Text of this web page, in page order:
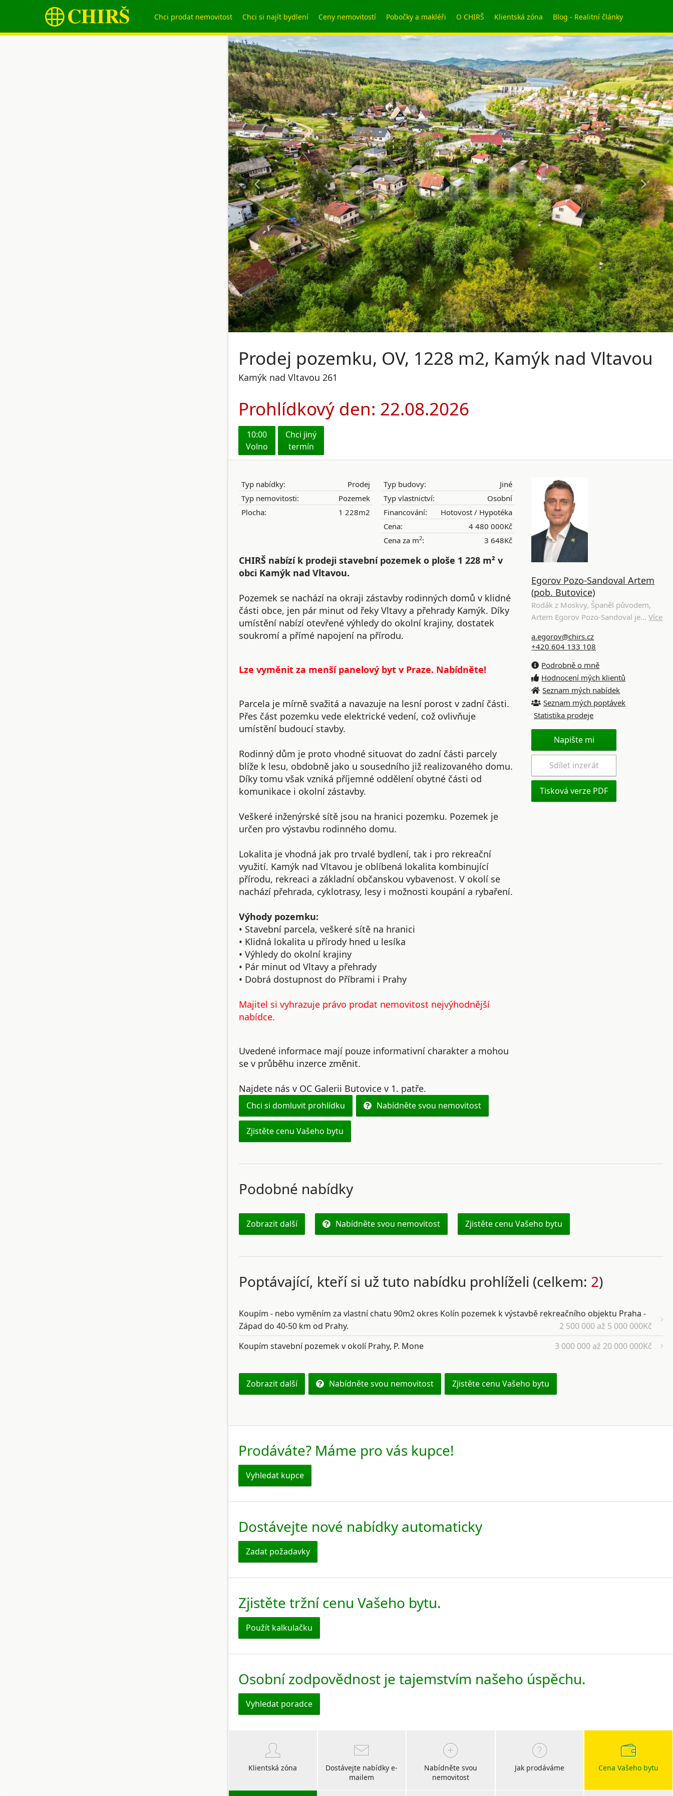
Chci prodat nemovitost Chci si najít bydlení Ceny nemovitostí Pobočky a makléři O CHIRŠ Klientská zóna Blog - Realitní články
Prodej pozemku, OV, 1228 m2, Kamýk nad Vltavou
Kamýk nad Vltavou 261
Prohlídkový den: 22.08.2026
10:00
Volno
Chci jiný
termín
Typ nabídky:
Prodej
Typ nemovitosti:
Pozemek
Plocha:
1 228m2
Typ budovy:
Jiné
Typ vlastnictví:
Osobní
Financování:
Hotovost / Hypotéka
Cena:
4 480 000Kč
Cena za m2: 3 648Kč
CHIRŠ nabízí k prodeji stavební pozemek o ploše 1 228 m² v
obci Kamýk nad Vltavou.
Pozemek se nachází na okraji zástavby rodinných domů v klidné
části obce, jen pár minut od řeky Vltavy a přehrady Kamýk. Díky
umístění nabízí otevřené výhledy do okolní krajiny, dostatek
soukromí a přímé napojení na přírodu.
Lze vyměnit za menší panelový byt v Praze. Nabídněte!
Parcela je mírně svažitá a navazuje na lesní porost v zadní části.
Přes část pozemku vede elektrické vedení, což ovlivňuje
umístění budoucí stavby.
Rodinný dům je proto vhodné situovat do zadní části parcely
blíže k lesu, obdobně jako u sousedního již realizovaného domu.
Díky tomu však vzniká příjemné oddělení obytné části od
komunikace i okolní zástavby.
Veškeré inženýrské sítě jsou na hranici pozemku. Pozemek je
určen pro výstavbu rodinného domu.
Lokalita je vhodná jak pro trvalé bydlení, tak i pro rekreační
využití. Kamýk nad Vltavou je oblíbená lokalita kombinující
přírodu, rekreaci a základní občanskou vybavenost. V okolí se
nachází přehrada, cyklotrasy, lesy i možnosti koupání a rybaření.
Výhody pozemku:
• Stavební parcela, veškeré sítě na hranici
• Klidná lokalita u přírody hned u lesíka
• Výhledy do okolní krajiny
• Pár minut od Vltavy a přehrady
• Dobrá dostupnost do Příbrami i Prahy
Majitel si vyhrazuje právo prodat nemovitost nejvýhodnější
nabídce.
Uvedené informace mají pouze informativní charakter a mohou
se v průběhu inzerce změnit.
Najdete nás v OC Galerii Butovice v 1. patře.
Chci si domluvit prohlídku Nabídněte svou nemovitost
Zjistěte cenu Vašeho bytu
Egorov Pozo-Sandoval Artem
(pob. Butovice)
Rodák z Moskvy, Španěl původem,
Artem Egorov Pozo-Sandoval je...Více
a.egorov@chirs.cz
+420 604 133 108
Podrobně o mně
Hodnocení mých klientů
Seznam mých nabídek
Seznam mých poptávek
Statistika prodeje
Napište mi
Sdílet inzerát
Tisková verze PDF
Podobné nabídky
Zobrazit další Nabídněte svou nemovitost Zjistěte cenu Vašeho bytu
Poptávající, kteří si už tuto nabídku prohlíželi (celkem: 2)
Koupím - nebo vyměním za vlastní chatu 90m2 okres Kolín pozemek k výstavbě rekreačního objektu Praha -
Západ do 40-50 km od Prahy.
2 500 000 až 5 000 000Kč
Koupím stavební pozemek v okolí Prahy, P. Mone
3 000 000 až 20 000 000Kč
Zobrazit další Nabídněte svou nemovitost Zjistěte cenu Vašeho bytu
Prodáváte? Máme pro vás kupce!
Vyhledat kupce
Dostávejte nové nabídky automaticky
Zadat požadavky
Zjistěte tržní cenu Vašeho bytu.
Použít kalkulačku
Osobní zodpovědnost je tajemstvím našeho úspěchu.
Vyhledat poradce
Klientská zóna
Dostávejte nabídky e-
mailem
Nabídněte svou
nemovitost
Jak prodáváme Cena Vašeho bytu